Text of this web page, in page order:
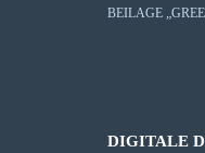
BEILAGE
DIGITALE